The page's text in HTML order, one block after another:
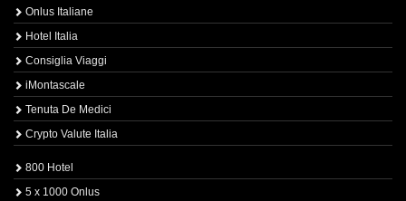
Onlus Italiane
Hotel Italia
Consiglia Viaggi
iMontascale
Tenuta De Medici
Crypto Valute Italia
800 Hotel
5 x 1000 Onlus